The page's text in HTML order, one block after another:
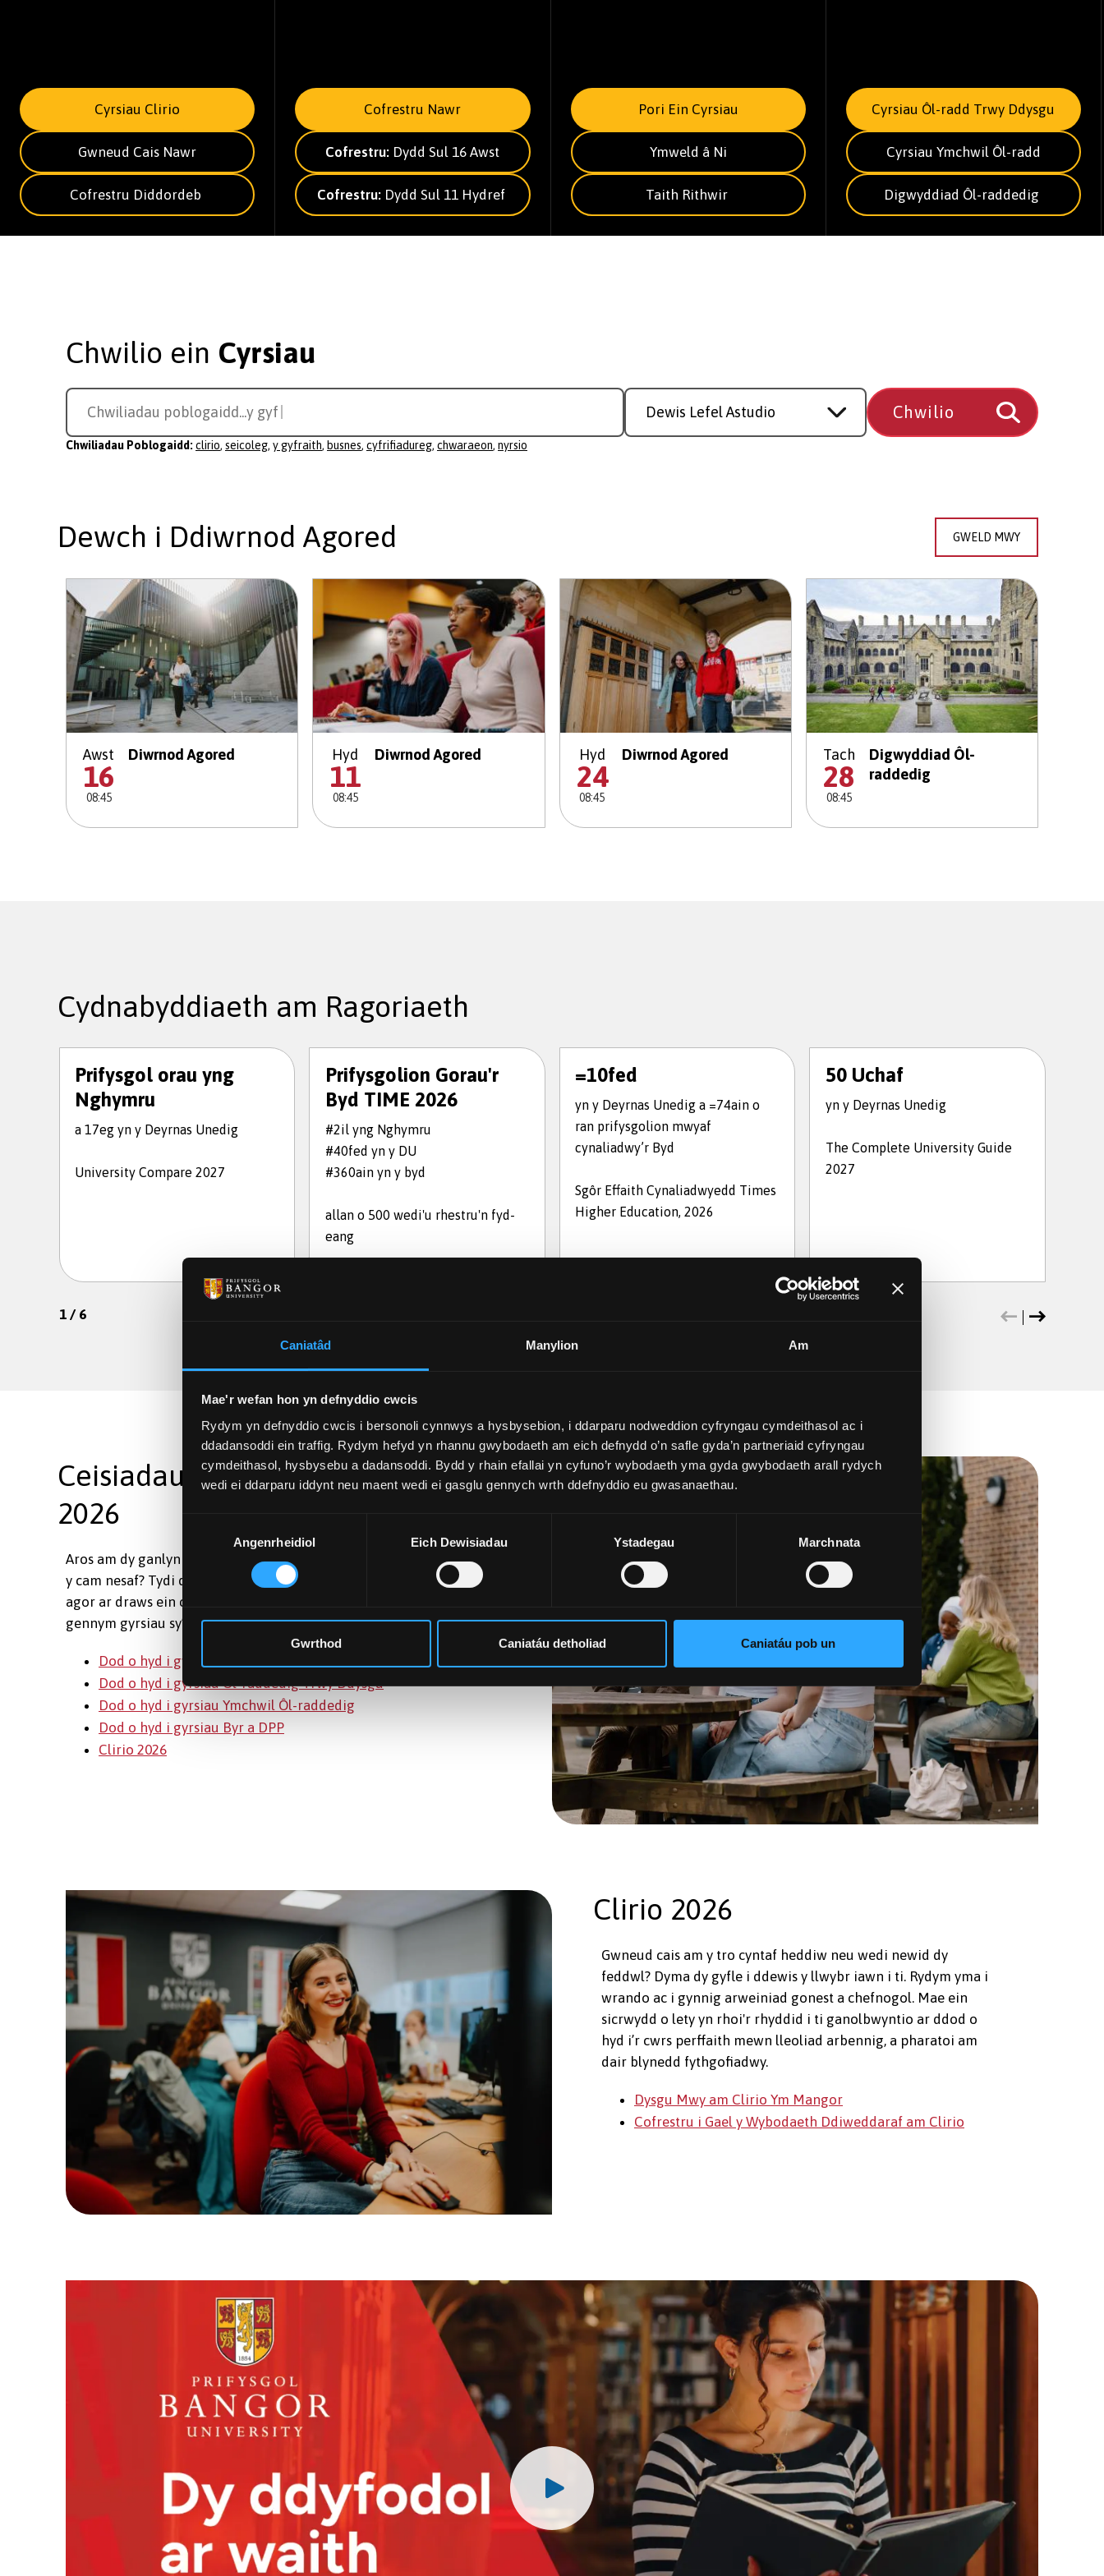
Caniatâd Manylion Am
Mae'r wefan hon yn defnyddio cwcis
Rydym yn defnyddio cwcis i bersonoli cynnwys a hysbysebion, i ddarparu nodweddion cyfryngau cymdeithasol ac i
ddadansoddi ein traffig. Rydym hefyd yn rhannu gwybodaeth am eich defnydd o’n safle gyda’n partneriaid cyfryngau
cymdeithasol, hysbysebu a dadansoddi. Bydd y rhain efallai yn cyfuno’r wybodaeth yma gyda gwybodaeth arall rydych
wedi ei ddarparu iddynt neu maent wedi ei gasglu gennych wrth ddefnyddio eu gwasanaethau.
Angenrheidiol Eich Dewisiadau Ystadegau Marchnata
Gwrthod Caniatáu detholiad Caniatáu pob un
Cyrsiau Clirio
Gwneud Cais Nawr
Cofrestru Diddordeb
Cofrestru Nawr
Cofrestru: Dydd Sul 16 Awst
Cofrestru:Dydd Sul 11 Hydref
Pori Ein Cyrsiau
Ymweld â Ni
Taith Rithwir
Cyrsiau Ôl-radd Trwy Ddysgu
Cyrsiau Ymchwil Ôl-radd
Digwyddiad Ôl-raddedig
Chwilio ein Cyrsiau
Search
a
Chwiliadau poblogaidd...busnes
Study
Level
Chwiliadau Poblogaidd: clirio, seicoleg, y gyfraith, busnes, cyfrifiadureg, chwaraeon, nyrsio
Dewch i Ddiwrnod Agored GWELD MWY
Awst
16
08:45
Diwrnod Agored Hyd
11
08:45
Diwrnod Agored Hyd
24
08:45
Diwrnod Agored Tach
28
08:45
Digwyddiad Ôl-
raddedig
Cydnabyddiaeth am Ragoriaeth
Prifysgol orau yng
Nghymru
a 17eg yn y Deyrnas Unedig
University Compare 2027
Prifysgolion Gorau'r
Byd TIME 2026
#2il yng Nghymru
#40fed yn y DU
#360ain yn y byd
allan o 500 wedi'u rhestru'n fyd-
eang
=10fed
yn y Deyrnas Unedig a =74ain o
ran prifysgolion mwyaf
cynaliadwy’r Byd
Sgôr Effaith Cynaliadwyedd Times
Higher Education, 2026
50 Uchaf
yn y Deyrnas Unedig
The Complete University Guide
2027
1/ 6
Ceisiadau dal ar agor ar gyfer
2026
Aros am dy ganlyniadau, wedi newid dy feddwl, neu’n barod i gymryd
y cam nesaf? Tydi ddim rhy hwyr i ymuno â ni. Mae ceisiadau’n dal ar
agor ar draws ein cyrsiau israddedig, ôl-raddedig a chyrsiau byr. Mae
gennym gyrsiau sy’n addas i bawb. Gwna gais heddiw.
Dod o hyd i gyrsiau Israddedig
Dod o hyd i gyrsiau Ôl-raddedig Trwy Ddysgu
Dod o hyd i gyrsiau Ymchwil Ôl-raddedig
Dod o hyd i gyrsiau Byr a DPP
Clirio 2026
Clirio 2026
Gwneud cais am y tro cyntaf heddiw neu wedi newid dy
feddwl? Dyma dy gyfle i ddewis y llwybr iawn i ti. Rydym yma i
wrando ac i gynnig arweiniad gonest a chefnogol. Mae ein
sicrwydd o lety yn rhoi'r rhyddid i ti ganolbwyntio ar ddod o
hyd i’r cwrs perffaith mewn lleoliad arbennig, a pharatoi am
dair blynedd fythgofiadwy.
Dysgu Mwy am Clirio Ym Mangor
Cofrestru i Gael y Wybodaeth Ddiweddaraf am Clirio